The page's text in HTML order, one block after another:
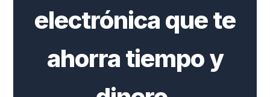
electrónica que te
ahorra tiempo y